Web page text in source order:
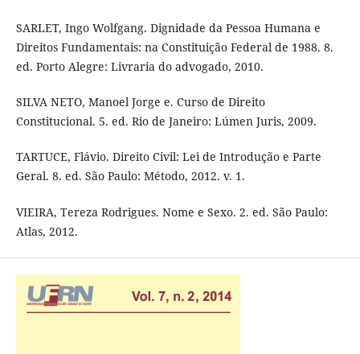
SARLET, Ingo Wolfgang. Dignidade da Pessoa Humana e
Direitos Fundamentais: na Constituição Federal de 1988. 8.
ed. Porto Alegre: Livraria do advogado, 2010.
SILVA NETO, Manoel Jorge e. Curso de Direito
Constitucional. 5. ed. Rio de Janeiro: Lúmen Juris, 2009.
TARTUCE, Flávio. Direito Civil: Lei de Introdução e Parte
Geral. 8. ed. São Paulo: Método, 2012. v. 1.
VIEIRA, Tereza Rodrigues. Nome e Sexo. 2. ed. São Paulo:
Atlas, 2012.